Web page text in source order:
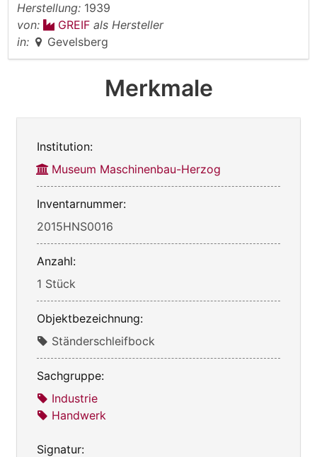
Herstellung: 1939
von:
GREIF als Hersteller
in:
Gevelsberg
Merkmale
Institution:
Museum Maschinenbau-Herzog
Inventarnummer:
2015HNS0016
Anzahl:
1 Stück
Objektbezeichnung:
Ständerschleifbock
Sachgruppe:
Industrie
Handwerk
Signatur: